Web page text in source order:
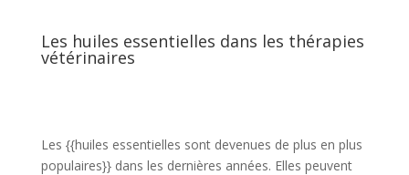
Les huiles essentielles dans les thérapies
vétérinaires
Les {{huiles essentielles sont devenues de plus en plus
populaires}} dans les dernières années. Elles peuvent